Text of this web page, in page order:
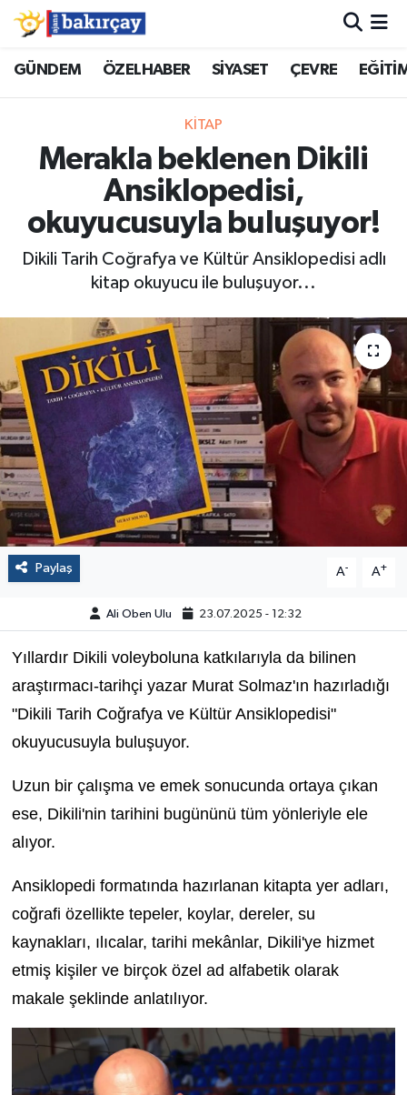
GÜNDEM ÖZELHABER SİYASET ÇEVRE
KİTAP
Merakla beklenen Dikili
Ansiklopedisi,
okuyucusuyla buluşuyor!
Dikili Tarih Coğrafya ve Kültür Ansiklopedisi adlı
kitap okuyucu ile buluşuyor...
Paylaş A- A+
Ali Oben Ulu 23.07.2025 - 12:32
Yıllardır Dikili voleyboluna katkılarıyla da bilinen
araştırmacı-tarihçi yazar Murat Solmaz'ın hazırladığı
"Dikili Tarih Coğrafya ve Kültür Ansiklopedisi"
okuyucusuyla buluşuyor.
Uzun bir çalışma ve emek sonucunda ortaya çıkan
ese, Dikili'nin tarihini bugününü tüm yönleriyle ele
alıyor.
Ansiklopedi formatında hazırlanan kitapta yer adları,
coğrafi özellikte tepeler, koylar, dereler, su
kaynakları, ılıcalar, tarihi mekânlar, Dikili'ye hizmet
etmiş kişiler ve birçok özel ad alfabetik olarak
makale şeklinde anlatılıyor.
İzmir Nöbetçi Eczaneler
İzmir Namaz Vakitleri
İzmir Trafik Yoğunluk Haritası
Süper Lig Puan Durumu ve Fikstür
Son Dakika Haberleri
Haber Arşivi